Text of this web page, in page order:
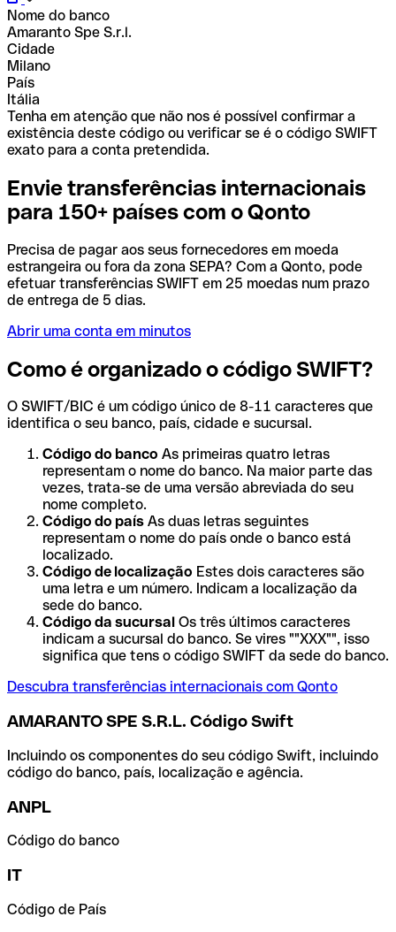
Nome do banco
Amaranto Spe S.r.l.
Cidade
Milano
País
Itália
Tenha em atenção que não nos é possível confirmar a
existência deste código ou verificar se é o código SWIFT
exato para a conta pretendida.
Envie transferências internacionais
para 150+ países com o Qonto
Precisa de pagar aos seus fornecedores em moeda
estrangeira ou fora da zona SEPA? Com a Qonto, pode
efetuar transferências SWIFT em 25 moedas num prazo
de entrega de 5 dias.
Abrir uma conta em minutos
Como é organizado o código SWIFT?
O SWIFT/BIC é um código único de 8-11 caracteres que
identifica o seu banco, país, cidade e sucursal.
Código do banco As primeiras quatro letras
representam o nome do banco. Na maior parte das
vezes, trata-se de uma versão abreviada do seu
nome completo.
Código do país As duas letras seguintes
representam o nome do país onde o banco está
localizado.
Código de localização Estes dois caracteres são
uma letra e um número. Indicam a localização da
sede do banco.
Código da sucursal Os três últimos caracteres
indicam a sucursal do banco. Se vires ""XXX"", isso
significa que tens o código SWIFT da sede do banco.
Descubra transferências internacionais com Qonto
AMARANTO SPE S.R.L. Código Swift
Incluindo os componentes do seu código Swift, incluindo
código do banco, país, localização e agência.
ANPL
Código do banco
IT
Código de País